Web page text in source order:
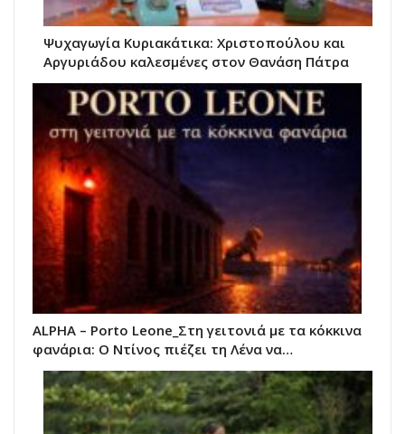
Ψυχαγωγία Κυριακάτικα: Χριστοπούλου και
Αργυριάδου καλεσμένες στον Θανάση Πάτρα
ALPHA – Porto Leone_Στη γειτονιά με τα κόκκινα
φανάρια: Ο Ντίνος πιέζει τη Λένα να…